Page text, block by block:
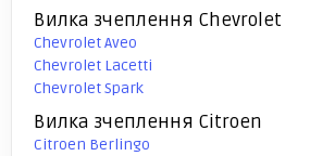
Вилка зчеплення Chevrolet
Chevrolet Aveo
Chevrolet Lacetti
Chevrolet Spark
Вилка зчеплення Citroen
Citroen Berlingo